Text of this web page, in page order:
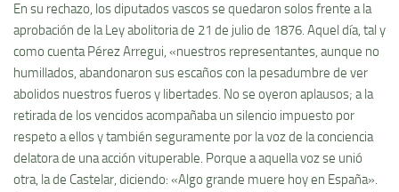
En su rechazo, los diputados vascos se quedaron solos frente a la
aprobación de la Ley abolitoria de 21 de julio de 1876. Aquel dí­a, tal y
como cuenta Pérez Arregui, «nuestros representantes, aunque no
humillados, abandonaron sus escaños con la pesadumbre de ver
abolidos nuestros fueros y libertades. No se oyeron aplausos; a la
retirada de los vencidos acompañaba un silencio impuesto por
respeto a ellos y también seguramente por la voz de la conciencia
delatora de una acción vituperable. Porque a aquella voz se unió
otra, la de Castelar, diciendo: «Algo grande muere hoy en España».